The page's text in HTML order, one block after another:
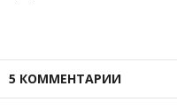
5 КОММЕНТАРИИ